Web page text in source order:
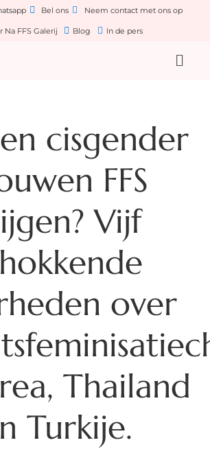
Bel ons Neem contact met ons op
Na FFS Galerij Blog In de pers
cisgender
FFS
Vijf
over
Thailand
Turkije.